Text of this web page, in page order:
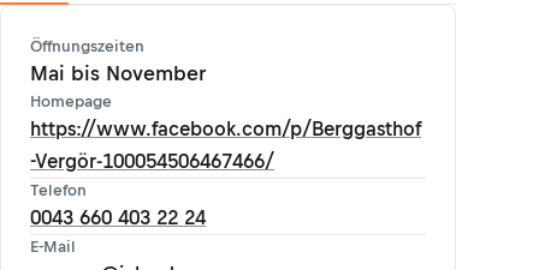
Öffnungszeiten
Mai bis November
Homepage
https://www.facebook.com/p/Berggasthof
-Vergör-100054506467466/
Telefon
0043 660 403 22 24
E-Mail